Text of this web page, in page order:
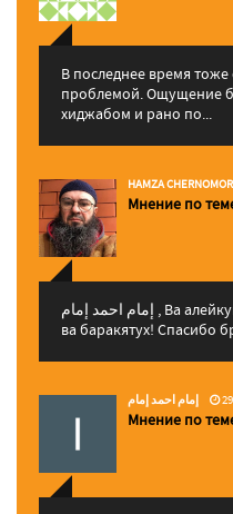
В последнее время тоже
проблемой. Ощущение
хиджабом и рано по...
HAMZA
Мнение по
إمام احمد إمام , Ва алейкум ассалам ва рахматуЛлахи
ва баракятух! Спасибо
إمام احمد إمام
Мнение по